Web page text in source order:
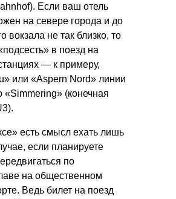
Если ваш отель
на севере города и до
вокзала не так близко, то
в поезд на
— к примеру,
или «Aspern Nord» линии
«Simmering» (конечная
есть смысл ехать лишь
если планируете
по
на общественном
Ведь билет на поезд